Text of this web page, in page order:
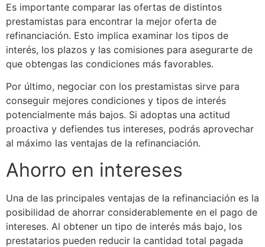
Es importante comparar las ofertas de distintos
prestamistas para encontrar la mejor oferta de
refinanciación. Esto implica examinar los tipos de
interés, los plazos y las comisiones para asegurarte de
que obtengas las condiciones más favorables.
Por último, negociar con los prestamistas sirve para
conseguir mejores condiciones y tipos de interés
potencialmente más bajos. Si adoptas una actitud
proactiva y defiendes tus intereses, podrás aprovechar
al máximo las ventajas de la refinanciación.
Ahorro en intereses
Una de las principales ventajas de la refinanciación es la
posibilidad de ahorrar considerablemente en el pago de
intereses. Al obtener un tipo de interés más bajo, los
prestatarios pueden reducir la cantidad total pagada